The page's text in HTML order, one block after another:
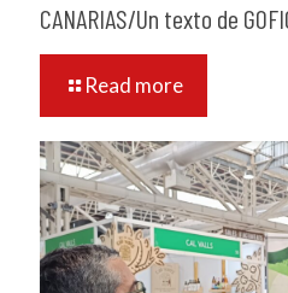
CANARIAS/Un texto de
Read more